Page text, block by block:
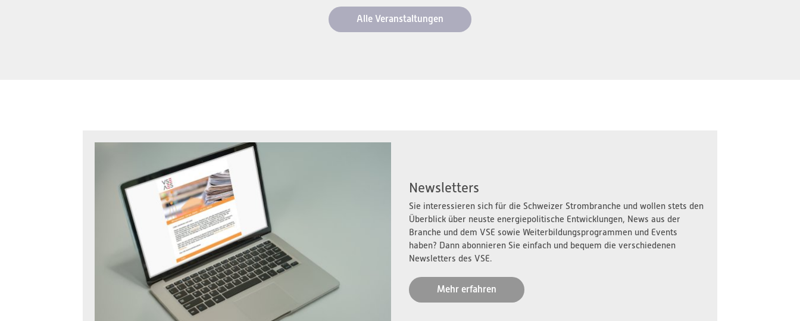
Alle Veranstaltungen
Newsletters
Sie interessieren sich für die Schweizer Strombranche und wollen stets den
Überblick über neuste energiepolitische Entwicklungen, News aus der
Branche und dem VSE sowie Weiterbildungsprogrammen und Events
haben? Dann abonnieren Sie einfach und bequem die verschiedenen
Newsletters des VSE.
Mehr erfahren